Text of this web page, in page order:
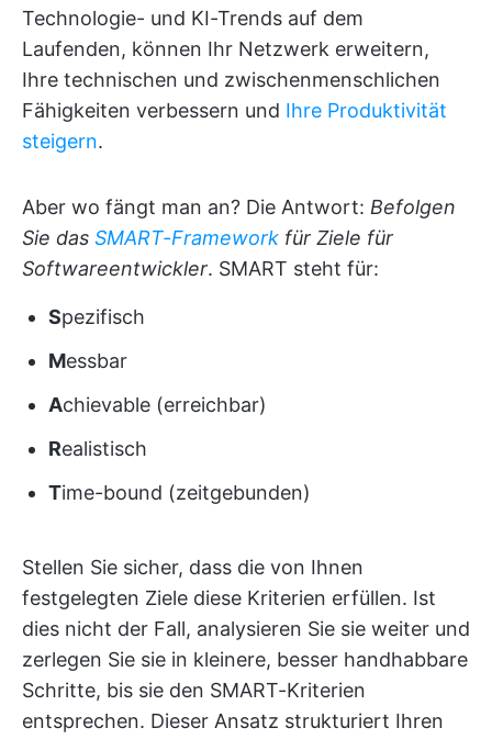
Technologie- und KI-Trends auf dem
Laufenden, können Ihr Netzwerk erweitern,
Ihre technischen und zwischenmenschlichen
Fähigkeiten verbessern und Ihre Produktivität
steigern.
Aber wo fängt man an? Die Antwort: Befolgen
Sie das SMART-Framework für Ziele für
Softwareentwickler. SMART steht für:
Spezifisch
Messbar
Achievable (erreichbar)
Realistisch
Time-bound (zeitgebunden)
Stellen Sie sicher, dass die von Ihnen
festgelegten Ziele diese Kriterien erfüllen. Ist
dies nicht der Fall, analysieren Sie sie weiter und
zerlegen Sie sie in kleinere, besser handhabbare
Schritte, bis sie den SMART-Kriterien
entsprechen. Dieser Ansatz strukturiert Ihren